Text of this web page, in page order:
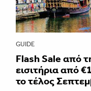
GUIDE
Flash Sale από
εισιτήρια από
το τέλος